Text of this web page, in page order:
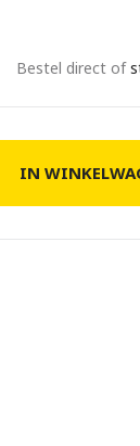
Bestel direct of
IN